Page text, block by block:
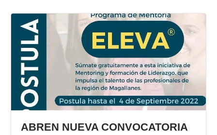
ABREN NUEVA CONVOCATORIA